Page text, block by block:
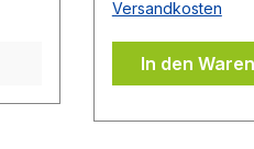
Eigenschaften
auf Ihrem Belag.
Oberfläche des
(z.B. mit einem
Versandkosten
In den